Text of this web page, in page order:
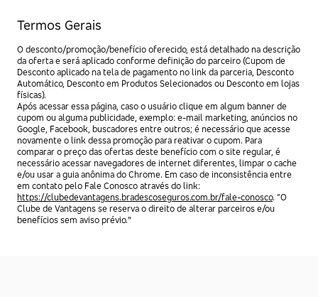
Termos Gerais
O desconto/promoção/benefício oferecido, está detalhado na descrição
da oferta e será aplicado conforme definição do parceiro (Cupom de
Desconto aplicado na tela de pagamento no link da parceria, Desconto
Automático, Desconto em Produtos Selecionados ou Desconto em lojas
físicas).
Após acessar essa página, caso o usuário clique em algum banner de
cupom ou alguma publicidade, exemplo: e-mail marketing, anúncios no
Google, Facebook, buscadores entre outros; é necessário que acesse
novamente o link dessa promoção para reativar o cupom. Para
comparar o preço das ofertas deste benefício com o site regular, é
necessário acessar navegadores de internet diferentes, limpar o cache
e/ou usar a guia anônima do Chrome. Em caso de inconsistência entre
em contato pelo Fale Conosco através do link:
https://clubedevantagens.bradescoseguros.com.br/fale-conosco. “O
Clube de Vantagens se reserva o direito de alterar parceiros e/ou
benefícios sem aviso prévio."